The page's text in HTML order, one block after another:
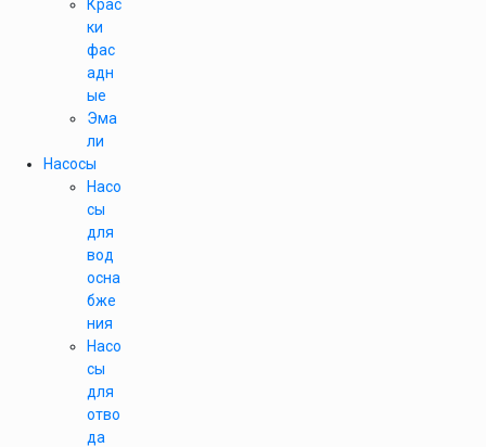
Крас
ки
фас
адн
ые
Эма
ли
Насосы
Насо
сы
для
вод
осна
бже
ния
Насо
сы
для
отво
да